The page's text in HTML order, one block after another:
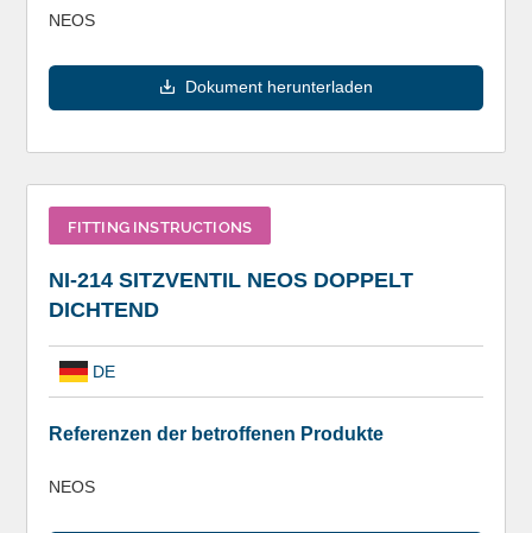
NEOS
Dokument herunterladen
FITTING INSTRUCTIONS
NI-214 SITZVENTIL NEOS DOPPELT
DICHTEND
DE
Referenzen der betroffenen Produkte
NEOS